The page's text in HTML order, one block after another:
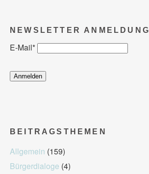
NEWSLETTER ANMELDUNG
E-Mail*
BEITRAGSTHEMEN
Allgemein (159)
Bürgerdialoge (4)